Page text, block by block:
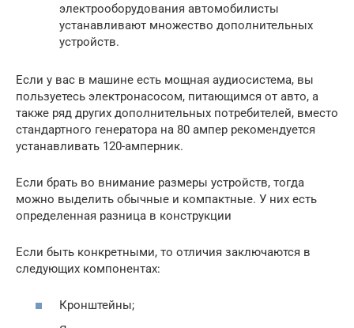
электрооборудования автомобилисты
устанавливают множество дополнительных
устройств.
Если у вас в машине есть мощная аудиосистема, вы
пользуетесь электронасосом, питающимся от авто, а
также ряд других дополнительных потребителей, вместо
стандартного генератора на 80 ампер рекомендуется
устанавливать 120-амперник.
Если брать во внимание размеры устройств, тогда
можно выделить обычные и компактные. У них есть
определенная разница в конструкции
Если быть конкретными, то отличия заключаются в
следующих компонентах:
Кронштейны;